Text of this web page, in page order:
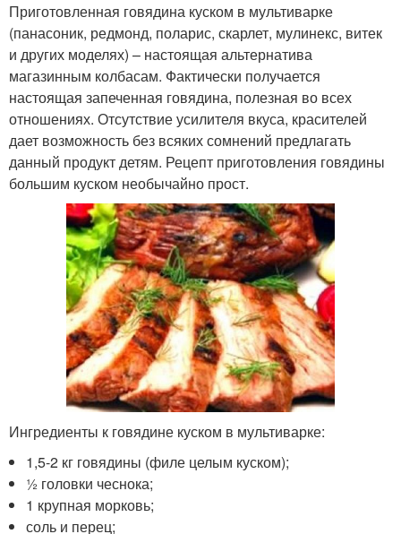
Приготовленная говядина куском в мультиварке
(панасоник, редмонд, поларис, скарлет, мулинекс, витек
и других моделях) – настоящая альтернатива
магазинным колбасам. Фактически получается
настоящая запеченная говядина, полезная во всех
отношениях. Отсутствие усилителя вкуса, красителей
дает возможность без всяких сомнений предлагать
данный продукт детям. Рецепт приготовления говядины
большим куском необычайно прост.
Ингредиенты к говядине куском в мультиварке:
1,5-2 кг говядины (филе целым куском);
½ головки чеснока;
1 крупная морковь;
соль и перец;